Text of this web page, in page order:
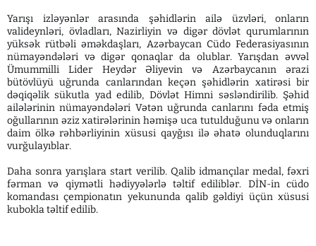
Yarışı izləyənlər arasında şəhidlərin ailə üzvləri, onların
valideynləri, övladları, Nazirliyin və digər dövlət qurumlarının
yüksək rütbəli əməkdaşları, Azərbaycan Cüdo Federasiyasının
nümayəndələri və digər qonaqlar da olublar. Yarışdan əvvəl
Ümummilli Lider Heydər Əliyevin və Azərbaycanın ərazi
bütövlüyü uğrunda canlarından keçən şəhidlərin xatirəsi bir
dəqiqəlik sükutla yad edilib, Dövlət Himni səsləndirilib. Şəhid
ailələrinin nümayəndələri Vətən uğrunda canlarını fəda etmiş
oğullarının əziz xatirələrinin həmişə uca tutulduğunu və onların
daim ölkə rəhbərliyinin xüsusi qayğısı ilə əhatə olunduqlarını
vurğulayıblar.
Daha sonra yarışlara start verilib. Qalib idmançılar medal, fəxri
fərman və qiymətli hədiyyələrlə təltif ediliblər. DİN-in cüdo
komandası çempionatın yekununda qalib gəldiyi üçün xüsusi
kubokla təltif edilib.